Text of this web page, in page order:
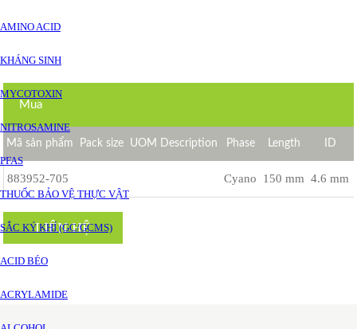
AMINO ACID
KHÁNG SINH
MYCOTOXIN
NITROSAMINE
PFAS
THUỐC BẢO VỆ THỰC VẬT
SẮC KÝ KHÍ (GC/GCMS)
ACID BÉO
ACRYLAMIDE
Mua
Mã sản phẩm Pack size UOM Description Phase Length ID
883952-705 Cyano 150 mm 4.6 mm
LIÊN HỆ